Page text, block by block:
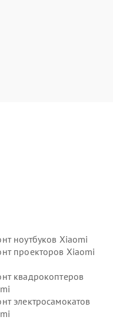
ноутбуков Xiaomi
проекторов Xiaomi
квадрокоптеров
электросамокатов